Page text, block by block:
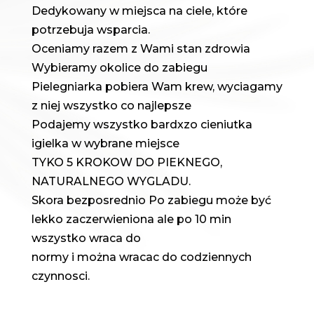
Dedykowany w miejsca na ciele, które
potrzebuja wsparcia.
Oceniamy razem z Wami stan zdrowia
Wybieramy okolice do zabiegu
Pielegniarka pobiera Wam krew, wyciagamy
z niej wszystko co najlepsze
Podajemy wszystko bardxzo cieniutka
igielka w wybrane miejsce
TYKO 5 KROKOW DO PIEKNEGO,
NATURALNEGO WYGLADU.
Skora bezposrednio Po zabiegu może być
lekko zaczerwieniona ale po 10 min
wszystko wraca do
normy i można wracac do codziennych
czynnosci.